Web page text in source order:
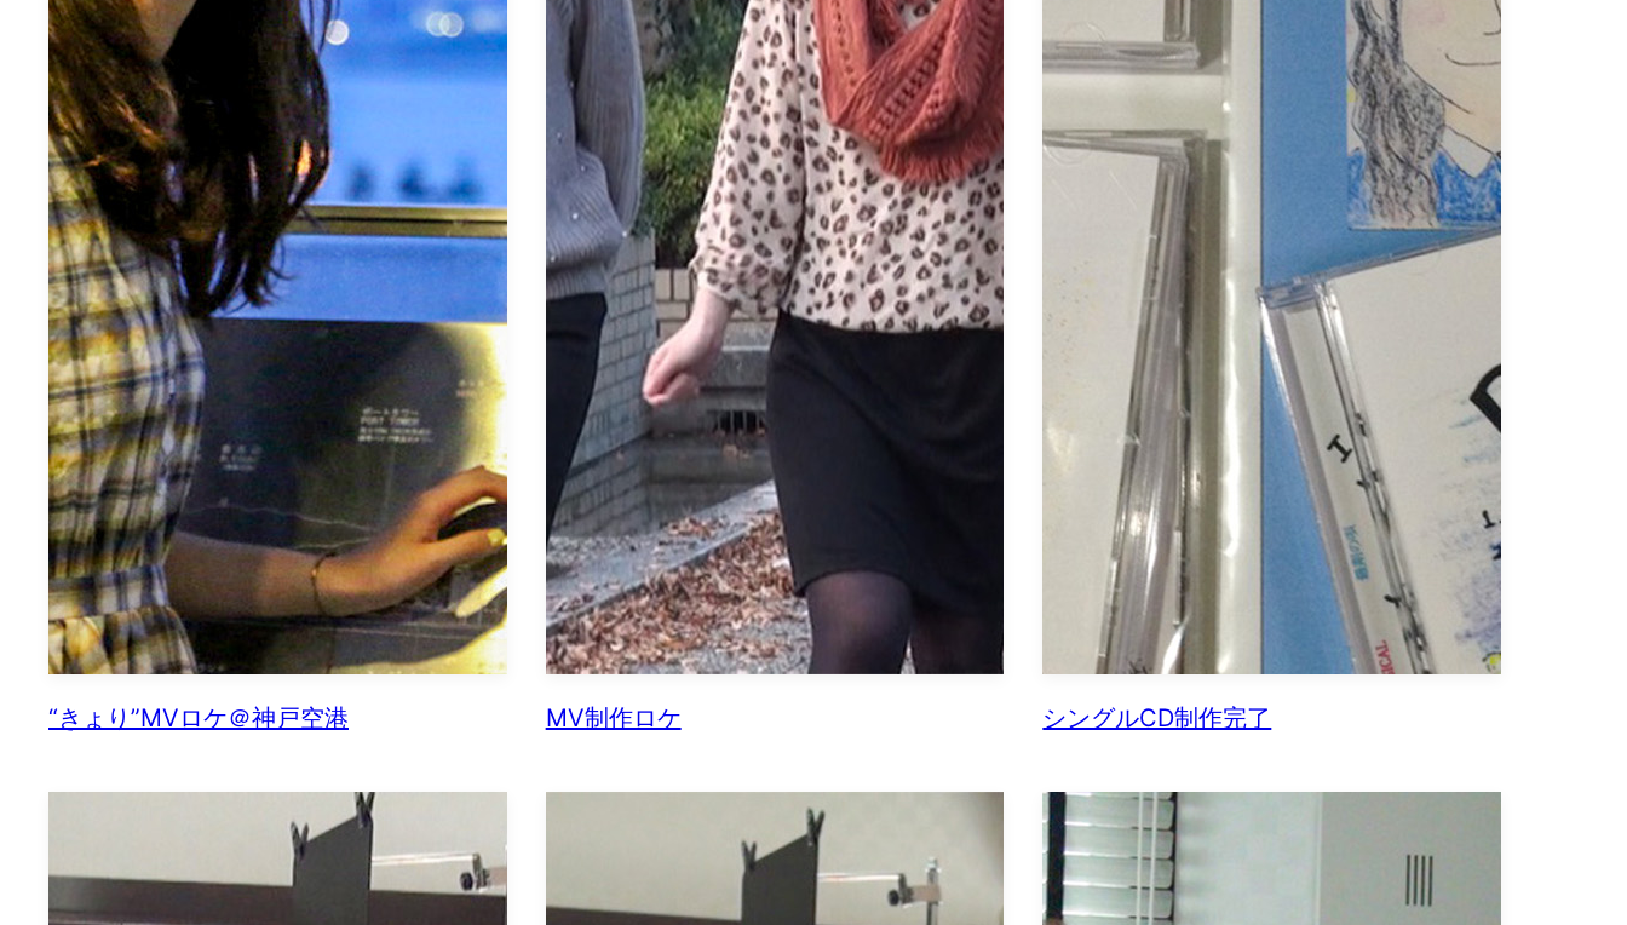
“きょり”MVロケ＠神戸空港 MV制作ロケ シングルCD制作完了